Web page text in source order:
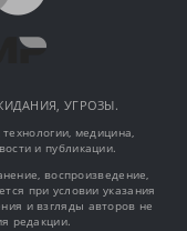
УГРОЗЫ.
медицина,
и публикации.
воспроизведение,
при условии указания
и взгляды авторов не
редакции.